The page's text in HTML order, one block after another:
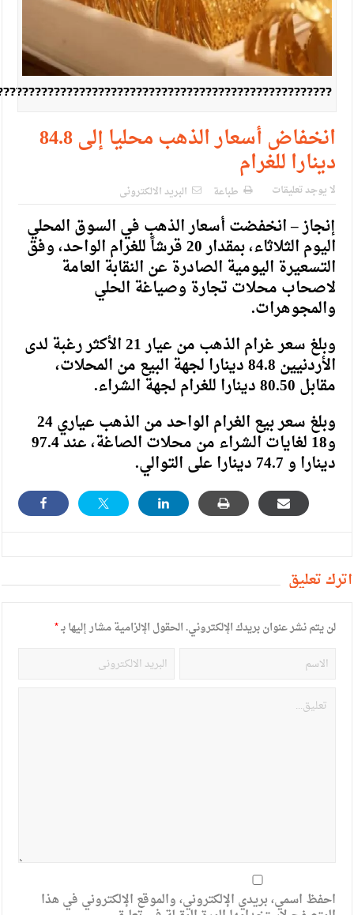
دعوة المكلفين بخدمة العلم (الدفعة الثالثة) إلى مراجعة منصة خدمة
العلم
الملك يلتقي مجموعة من رفاق السلاح
الملك يتلقى اتصالا هاتفيا من العاهل البحريني
القاضي محمود أحمد فريحات.. مبارك ومزيدا من التوفيق
انخفاض أسعار الذهب محليا إلى 84.8
دينارا للغرام
لا يوجد تعليقات طباعة البريد الالكترونى
إنجاز – انخفضت أسعار الذهب في السوق المحلي
اليوم الثلاثاء، بمقدار 20 قرشاً للغرام الواحد، وفق
التسعيرة اليومية الصادرة عن النقابة العامة
لاصحاب محلات تجارة وصياغة الحلي
والمجوهرات.
وبلغ سعر غرام الذهب من عيار 21 الأكثر رغبة لدى
الأردنيين 84.8 دينارا لجهة البيع من المحلات،
مقابل 80.50 دينارا للغرام لجهة الشراء.
وبلغ سعر بيع الغرام الواحد من الذهب عياري 24
و18 لغايات الشراء من محلات الصاغة، عند 97.4
دينارا و 74.7 دينارا على التوالي.
أترك تعليق
لن يتم نشر عنوان بريدك الإلكتروني.الحقول الإلزامية مشار إليها بـ*
احفظ اسمي، بريدي الإلكتروني، والموقع الإلكتروني في هذا